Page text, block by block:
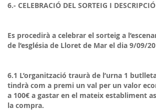
6.- CELEBRACIÓ DEL SORTEIG I
Es procedirà a celebrar el sorteig a
de l’església de Lloret de Mar el dia 9/09/
6.1 L’organització traurà de l’urna 1
tindrà com a premi un val per un valor
a 100€ a gastar en el mateix establiment
la compra.